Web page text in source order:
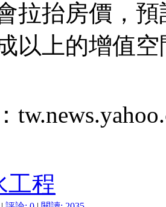
拉抬房價，
以上的增值空
工程